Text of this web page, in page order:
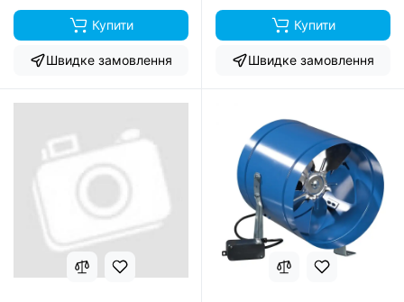
Купити
Швидке замовлення
Купити
Швидке замовлення